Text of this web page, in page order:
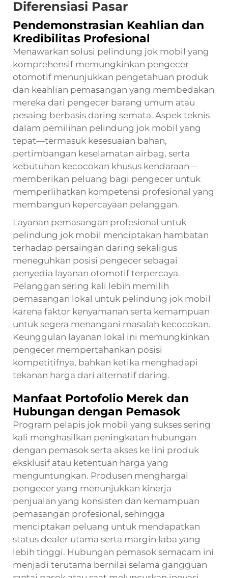
Diferensiasi Pasar
Pendemonstrasian Keahlian dan
Kredibilitas Profesional
Menawarkan solusi pelindung jok mobil yang
komprehensif memungkinkan pengecer
otomotif menunjukkan pengetahuan produk
dan keahlian pemasangan yang membedakan
mereka dari pengecer barang umum atau
pesaing berbasis daring semata. Aspek teknis
dalam pemilihan pelindung jok mobil yang
tepat—termasuk kesesuaian bahan,
pertimbangan keselamatan airbag, serta
kebutuhan kecocokan khusus kendaraan—
memberikan peluang bagi pengecer untuk
memperlihatkan kompetensi profesional yang
membangun kepercayaan pelanggan.
Layanan pemasangan profesional untuk
pelindung jok mobil menciptakan hambatan
terhadap persaingan daring sekaligus
meneguhkan posisi pengecer sebagai
penyedia layanan otomotif terpercaya.
Pelanggan sering kali lebih memilih
pemasangan lokal untuk pelindung jok mobil
karena faktor kenyamanan serta kemampuan
untuk segera menangani masalah kecocokan.
Keunggulan layanan lokal ini memungkinkan
pengecer mempertahankan posisi
kompetitifnya, bahkan ketika menghadapi
tekanan harga dari alternatif daring.
Manfaat Portofolio Merek dan
Hubungan dengan Pemasok
Program pelapis jok mobil yang sukses sering
kali menghasilkan peningkatan hubungan
dengan pemasok serta akses ke lini produk
eksklusif atau ketentuan harga yang
menguntungkan. Produsen menghargai
pengecer yang menunjukkan kinerja
penjualan yang konsisten dan kemampuan
pemasangan profesional, sehingga
menciptakan peluang untuk mendapatkan
status dealer utama serta margin laba yang
lebih tinggi. Hubungan pemasok semacam ini
menjadi terutama bernilai selama gangguan